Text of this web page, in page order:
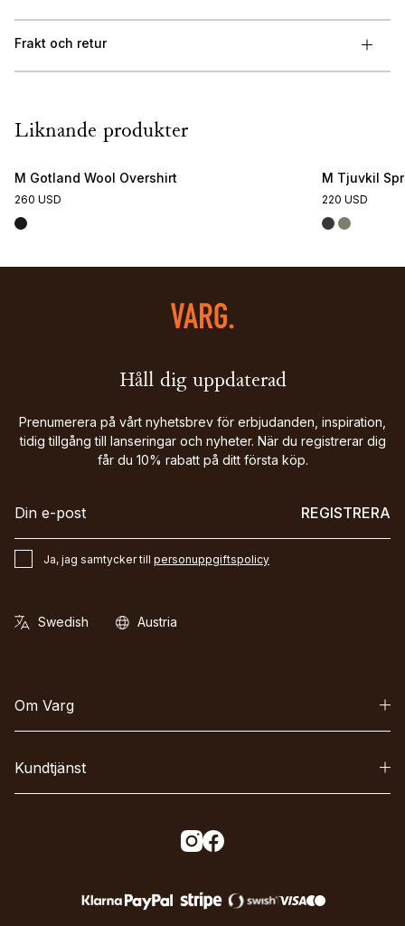
Frakt och retur
Liknande produkter
M Gotland Wool Overshirt
260 USD
M Tjuvkil
220 USD
Håll dig uppdaterad
Prenumerera på vårt nyhetsbrev för erbjudanden, inspiration,
tidig tillgång till lanseringar och nyheter. När du registrerar dig
får du 10% rabatt på ditt första köp.
REGISTRERA
Ja, jag samtycker till personuppgiftspolicy
Om Varg
Kundtjänst